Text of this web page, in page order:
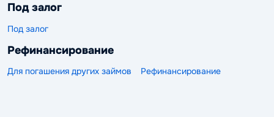
Под залог
Под залог
Рефинансирование
Для погашения других займов Рефинансирование